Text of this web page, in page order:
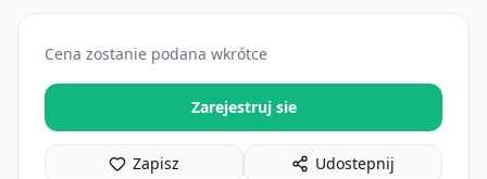
Cena zostanie podana wkrótce
Zarejestruj sie
Zapisz Udostepnij